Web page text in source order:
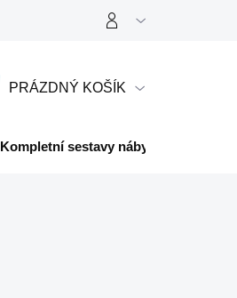
NÁKUPNÍ
PRÁZDNÝ KOŠÍK
Kompletní sestavy nábytku